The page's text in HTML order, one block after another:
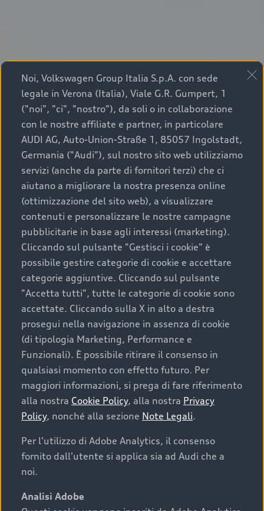
Noi, Volkswagen Group Italia S.p.A. con sede
legale in Verona (Italia), Viale G.R. Gumpert, 1
("noi", "ci", "nostro"), da soli o in collaborazione
con le nostre affiliate e partner, in particolare
AUDI AG, Auto-Union-Straße 1, 85057 Ingolstadt,
Germania ("Audi"), sul nostro sito web utilizziamo
servizi (anche da parte di fornitori terzi) che ci
aiutano a migliorare la nostra presenza online
(ottimizzazione del sito web), a visualizzare
contenuti e personalizzare le nostre campagne
pubblicitarie in base agli interessi (marketing).
Cliccando sul pulsante "Gestisci i cookie" è
possibile gestire categorie di cookie e accettare
categorie aggiuntive. Cliccando sul pulsante
"Accetta tutti", tutte le categorie di cookie sono
accettate. Cliccando sulla X in alto a destra
prosegui nella navigazione in assenza di cookie
(di tipologia Marketing, Performance e
Funzionali). È possibile ritirare il consenso in
qualsiasi momento con effetto futuro. Per
maggiori informazioni, si prega di fare riferimento
alla nostra Cookie Policy, alla nostra Privacy
Policy, nonché alla sezione Note Legali.
Per l'utilizzo di Adobe Analytics, il consenso
fornito dall'utente si applica sia ad Audi che a
noi.
Analisi Adobe